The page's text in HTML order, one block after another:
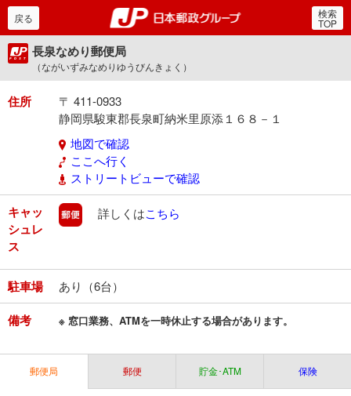
郵便局・日本郵政グルー
戻る 検索
TOP
長泉なめり郵便局
（ながいずみなめりゆうびんきょく）
住所
〒 411-0933
静岡県駿東郡長泉町納米里原添１６８－１
地図で確認
ここへ行く
ストリートビューで確認
キャッ
シュレ
ス
郵便
詳しくはこちら
駐車場 あり（6台）
備考 ※ 窓口業務、ATMを一時休止する場合があります。
郵便局 郵便 貯金･ATM 保険